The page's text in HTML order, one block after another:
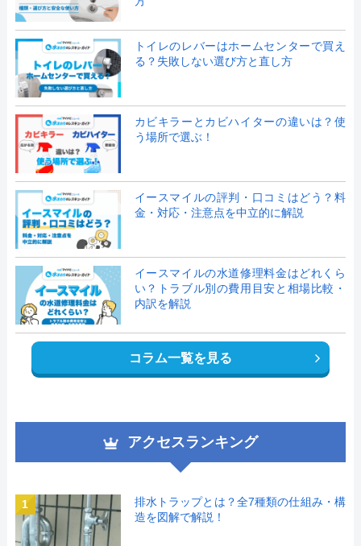
トイレのレバーはホームセンターで買え
る？失敗しない選び方と直し方
カビキラーとカビハイターの違いは？使
う場所で選ぶ！
イースマイルの評判・口コミはどう？料
金・対応・注意点を中立的に解説
イースマイルの水道修理料金はどれくら
い？トラブル別の費用目安と相場比較・
内訳を解説
コラム一覧を見る
アクセスランキング
1
排水トラップとは？全7種類の仕組み・構
造を図解で解説！